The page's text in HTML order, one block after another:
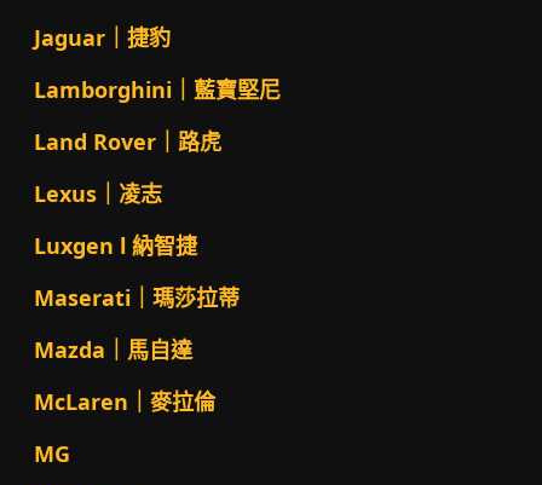
Jaguar｜捷豹
Lamborghini｜藍寶堅尼
Land Rover｜路虎
Lexus｜凌志
Luxgen l 納智捷
Maserati｜瑪莎拉蒂
Mazda｜馬自達
McLaren｜麥拉倫
MG